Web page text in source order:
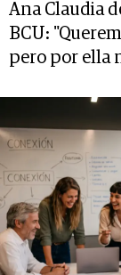
Ana Claudia
BCU:
pero por ella